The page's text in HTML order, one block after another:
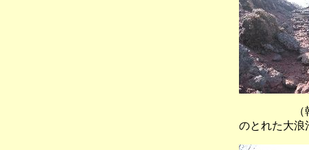
（韓国
のとれた大浪